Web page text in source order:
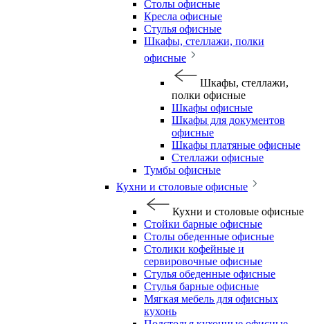
Столы офисные
Кресла офисные
Стулья офисные
Шкафы, стеллажи, полки
офисные
Шкафы, стеллажи,
полки офисные
Шкафы офисные
Шкафы для документов
офисные
Шкафы платяные офисные
Стеллажи офисные
Тумбы офисные
Кухни и столовые офисные
Кухни и столовые офисные
Стойки барные офисные
Столы обеденные офисные
Столики кофейные и
сервировочные офисные
Стулья обеденные офисные
Стулья барные офисные
Мягкая мебель для офисных
кухонь